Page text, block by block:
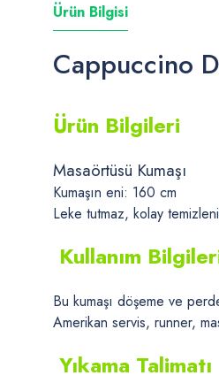
Ürün Bilgisi
Cappuccino
Ürün Bilgileri
Masaörtüsü Kumaşı
Kumaşın eni: 160 cm
Leke tutmaz, kolay
Kullanım
Bu kumaşı döşeme ve
Amerikan servis, runner,
Yıkama Talimatı